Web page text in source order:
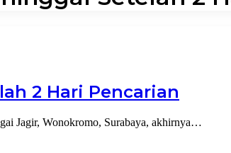
2 Hari Pencarian
Jagir, Wonokromo, Surabaya, akhirnya…